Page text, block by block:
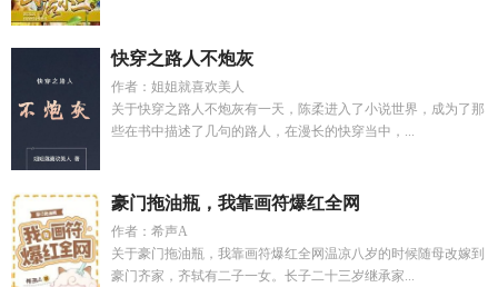
快穿之路人不炮灰
作者：姐姐就喜欢美人
关于快穿之路人不炮灰有一天，陈柔进入了小说世界，成为了那
些在书中描述了几句的路人，在漫长的快穿当中，...
豪门拖油瓶，我靠画符爆红全网
作者：希声A
关于豪门拖油瓶，我靠画符爆红全网温凉八岁的时候随母改嫁到
豪门齐家，齐轼有二子一女。长子二十三岁继承家...